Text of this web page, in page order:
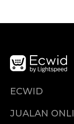
ECWID
Pusat Bantuan
JUALAN